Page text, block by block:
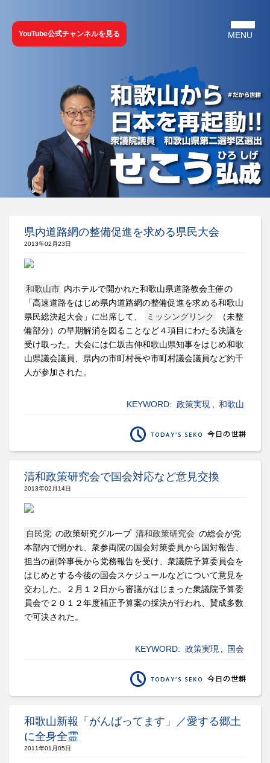
YouTube公式チャンネルを見る
県内道路網の整備促進を求める県民大会
2013年02月23日
和歌山市 内ホテルで開かれた和歌山県道路教会主催の
「高速道路をはじめ県内道路網の整備促進を求める和歌山
県民総決起大会」に出席して、
ミッシングリンク
（未整
備部分）の早期解消を図ることなど４項目にわたる決議を
受け取った。大会には仁坂吉伸和歌山県知事をはじめ和歌
山県議会議員、県内の市町村長や市町村議会議員など約千
人が参加された。
KEYWORD: 政策実現 和歌山
清和政策研究会で国会対応など意見交換
2013年02月14日
自民党 の政策研究グループ 清和政策研究会 の総会が党
本部内で開かれ、衆参両院の国会対策委員から国対報告、
担当の副幹事長から党務報告を受け、衆議院予算委員会を
はじめとする今後の国会スケジュールなどについて意見を
交わした。２月１２日から審議がはじまった衆議院予算委
員会で２０１２年度補正予算案の採決が行われ、賛成多数
で可決された。
KEYWORD: 政策実現 国会
和歌山新報「がんばってます」／愛する郷土
に全身全霊
2011年01月05日